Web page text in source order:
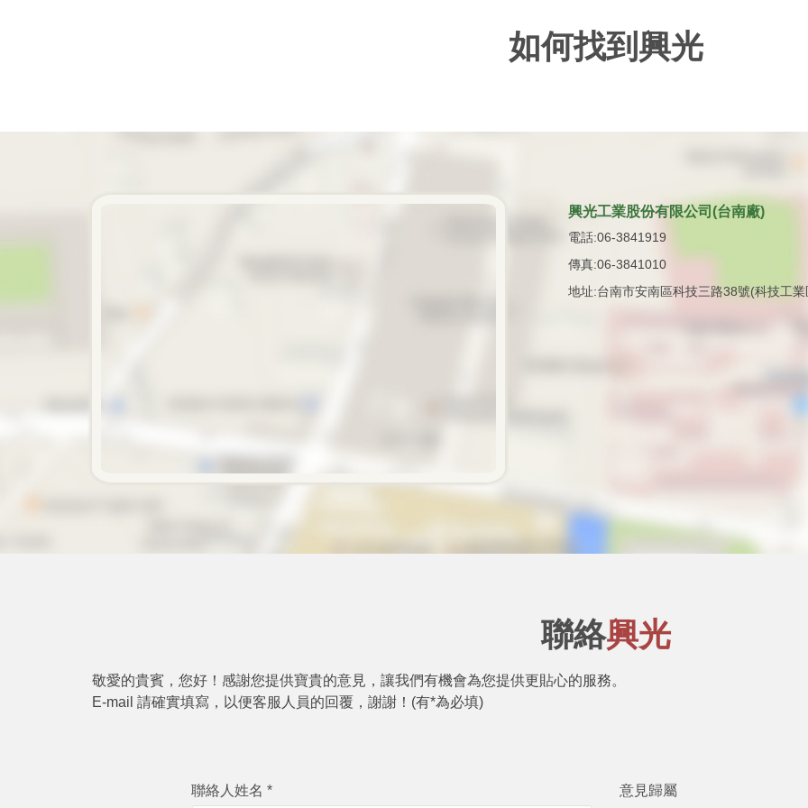
如何找到興光
興光工業股份有限公司(台南廠)
電話:06-3841919
傳真:06-3841010
地址:台南市安南區科技三路38號(科技工業
聯絡興光
敬愛的貴賓，您好！感謝您提供寶貴的意見，讓我們有機會為您提供更貼心的服務。
E-mail 請確實填寫，以便客服人員的回覆，謝謝！(有*為必填)
聯絡人姓名 *
意見歸屬